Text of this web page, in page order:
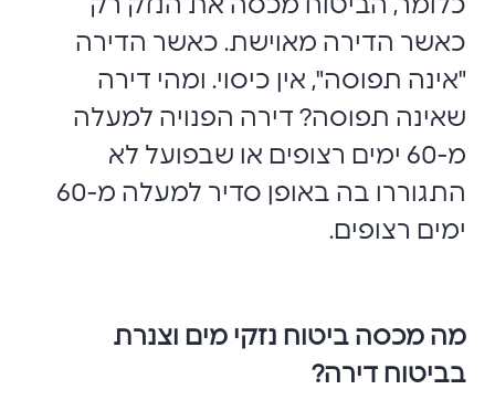
כלומר, הביטוח מכסה את הנזק רק
כאשר הדירה מאוישת. כאשר הדירה
"אינה תפוסה", אין כיסוי. ומהי דירה
שאינה תפוסה? דירה הפנויה למעלה
מ-60 ימים רצופים או שבפועל לא
התגוררו בה באופן סדיר למעלה מ-60
ימים רצופים.
מה מכסה ביטוח נזקי מים וצנרת
בביטוח דירה?